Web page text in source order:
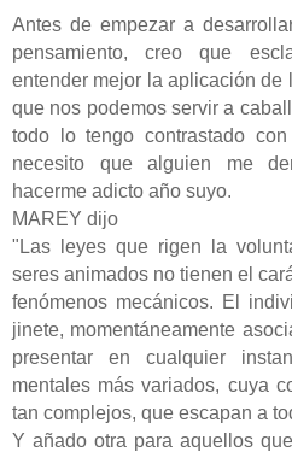
Antes de empezar a
pensamiento, creo que
entender mejor la aplicación de
que nos podemos servir a
todo lo tengo contrastado
necesito que alguien me
hacerme adicto año suyo.
MAREY dijo
"Las leyes que rigen la
seres animados no tienen el
fenómenos mecánicos. El
jinete, momentáneamente
presentar en cualquier
mentales más variados, cuya
tan complejos, que escapan a
Y añado otra para aquellos